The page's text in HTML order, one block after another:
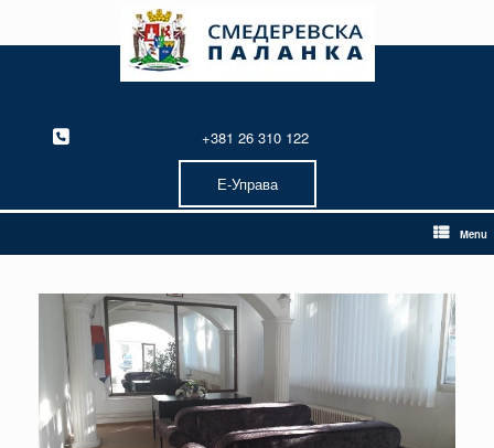
content
+381 26 310 122
Е-Управа
Menu